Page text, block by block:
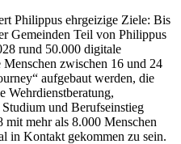
Philippus ehrgeizige Ziele: Bis
Gemeinden Teil von Philippus
rund 50.000 digitale
zwischen 16 und 24
aufgebaut werden, die
Wehrdienstberatung,
und Berufseinstieg
mehr als 8.000 Menschen
in Kontakt gekommen zu sein.